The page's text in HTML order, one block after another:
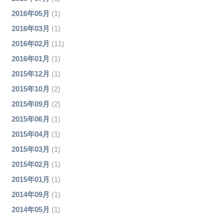
2016年05月 (1)
2016年03月 (1)
2016年02月 (11)
2016年01月 (1)
2015年12月 (1)
2015年10月 (2)
2015年09月 (2)
2015年06月 (1)
2015年04月 (1)
2015年03月 (1)
2015年02月 (1)
2015年01月 (1)
2014年09月 (1)
2014年05月 (1)